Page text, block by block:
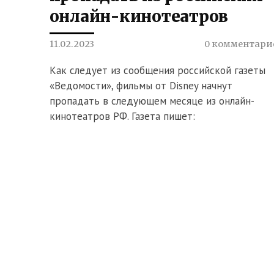
онлайн-кинотеатров
11.02.2023 0
Как следует из сообщения российской газеты
«Ведомости», фильмы от Disney начнут
пропадать в следующем месяце из онлайн-
кинотеатров РФ. Газета пишет: